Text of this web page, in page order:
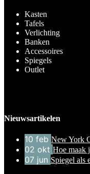
Kasten
Tafels
Verlichting
Banken
Accessoires
Spiegels
Outlet
Nieuwsartikelen
10 feb New York
02 okt Hoe maak
07 jun Spiegel als